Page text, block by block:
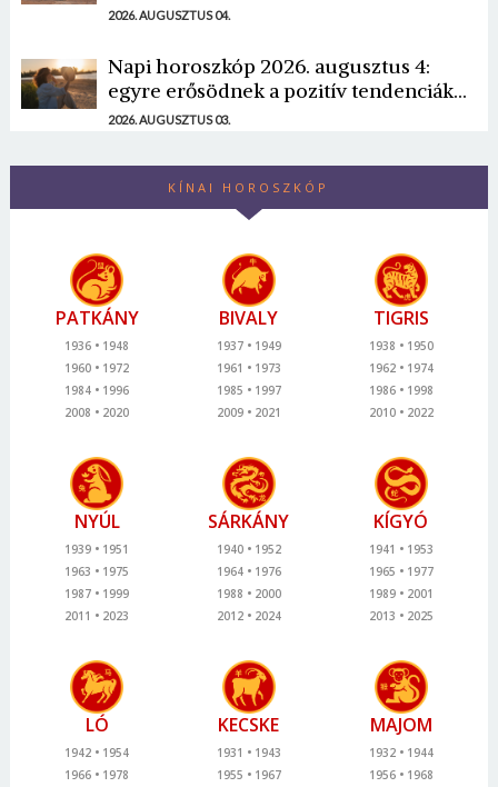
2026. AUGUSZTUS 04.
Napi horoszkóp 2026. augusztus 4:
egyre erősödnek a pozitív tendenciák...
2026. AUGUSZTUS 03.
KÍNAI HOROSZKÓP
PATKÁNY
1936
1948
1960
1972
1984
1996
2008
2020
BIVALY
1937
1949
1961
1973
1985
1997
2009
2021
TIGRIS
1938
1950
1962
1974
1986
1998
2010
2022
NYÚL
1939
1951
1963
1975
1987
1999
2011
2023
SÁRKÁNY
1940
1952
1964
1976
1988
2000
2012
2024
KÍGYÓ
1941
1953
1965
1977
1989
2001
2013
2025
LÓ
1942
1954
1966
1978
KECSKE
1931
1943
1955
1967
MAJOM
1932
1944
1956
1968